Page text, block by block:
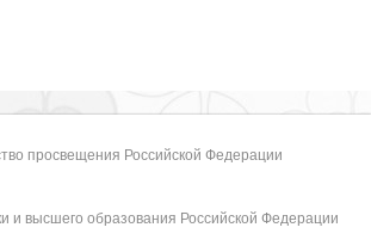
просвещения Российской Федерации
и высшего образования Российской Федерации